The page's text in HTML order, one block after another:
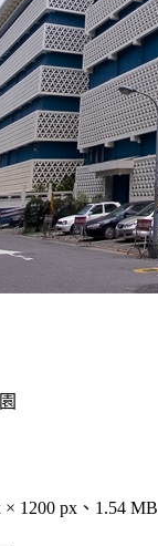
× 1200 px、1.54 MB